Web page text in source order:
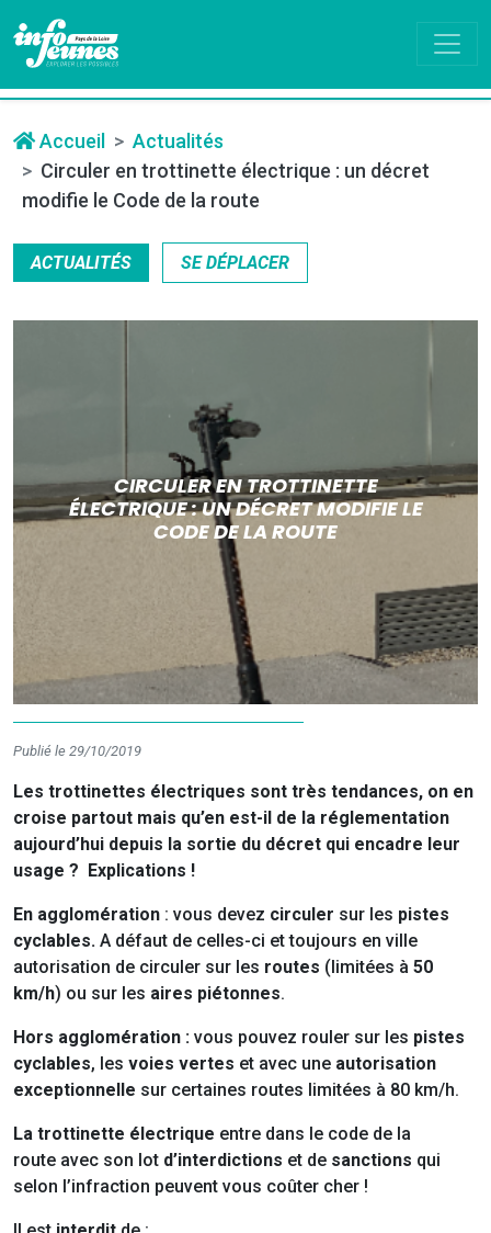
Accueil
Actualités
Circuler en trottinette électrique : un décret
modifie le Code de la route
ACTUALITÉS SE DÉPLACER
CIRCULER EN TROTTINETTE
ÉLECTRIQUE : UN DÉCRET MODIFIE LE
CODE DE LA ROUTE
Publié le 29/10/2019
Les trottinettes électriques sont très tendances, on en
croise partout mais qu’en est-il de la réglementation
aujourd’hui depuis la sortie du décret qui encadre leur
usage ? Explications !
En agglomération : vous devez circuler sur les pistes
cyclables. A défaut de celles-ci et toujours en ville
autorisation de circuler sur les routes (limitées à 50
km/h) ou sur les aires piétonnes.
Hors agglomération : vous pouvez rouler sur les pistes
cyclables, les voies vertes et avec une autorisation
exceptionnelle sur certaines routes limitées à 80 km/h.
La trottinette électrique entre dans le code de la
route avec son lot d’interdictions et de sanctions qui
selon l’infraction peuvent vous coûter cher !